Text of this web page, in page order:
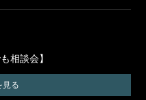
相談会】
見る